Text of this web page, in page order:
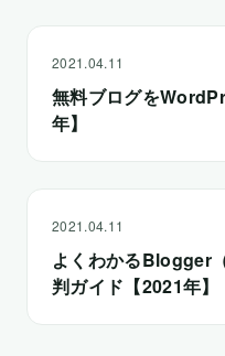
2021.04.11
無料ブログを
年】
2021.04.11
よくわかるBlogger
判ガイド【2021年】